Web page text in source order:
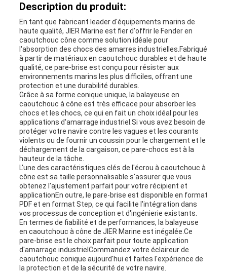
PLAN
SITE
PRIVACY
POLICY
Description du produit:
En tant que fabricant leader d'équipements marins de
haute qualité, JIER Marine est fier d'offrir le Fender en
caoutchouc cône comme solution idéale pour
l'absorption des chocs des amarres industrielles.Fabriqué
à partir de matériaux en caoutchouc durables et de haute
qualité, ce pare-brise est conçu pour résister aux
environnements marins les plus difficiles, offrant une
protection et une durabilité durables.
Grâce à sa forme conique unique, la balayeuse en
caoutchouc à cône est très efficace pour absorber les
chocs et les chocs, ce qui en fait un choix idéal pour les
applications d'amarrage industriel.Si vous avez besoin de
protéger votre navire contre les vagues et les courants
violents ou de fournir un coussin pour le chargement et le
déchargement de la cargaison, ce pare-chocs est à la
hauteur de la tâche.
L'une des caractéristiques clés de l'écrou à caoutchouc à
cône est sa taille personnalisable.s'assurer que vous
obtenez l'ajustement parfait pour votre récipient et
applicationEn outre, le pare-brise est disponible en format
PDF et en format Step, ce qui facilite l'intégration dans
vos processus de conception et d'ingénierie existants.
En termes de fiabilité et de performances, la balayeuse
en caoutchouc à cône de JIER Marine est inégalée.Ce
pare-brise est le choix parfait pour toute application
d'amarrage industrielCommandez votre éclaireur de
caoutchouc conique aujourd'hui et faites l'expérience de
la protection et de la sécurité de votre navire.